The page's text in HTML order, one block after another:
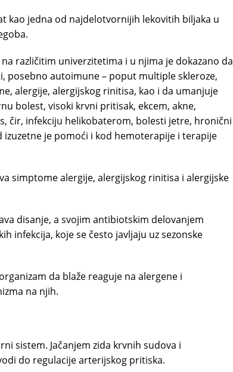
kao jedna od najdelotvornijih lekovitih biljaka u
različitim univerzitetima i u njima je dokazano da
posebno autoimune – poput multiple skleroze,
alergije, alergijskog rinitisa, kao i da umanjuje
bolest, visoki krvni pritisak, ekcem, akne,
čir, infekciju helikobaterom, bolesti jetre, hronični
je pomoći i kod hemoterapije i terapije
simptome alergije, alergijskog rinitisa i alergijske
disanje, a svojim antibiotskim delovanjem
infekcija, koje se često javljaju uz sezonske
da blaže reaguje na alergene i
na njih.
sistem. Jačanjem zida krvnih sudova i
do regulacije arterijskog pritiska.